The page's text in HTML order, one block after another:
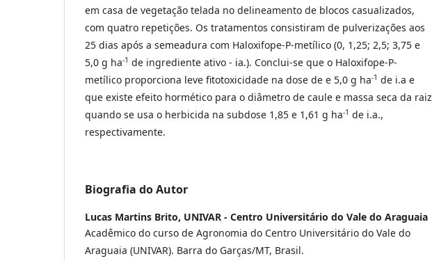
em casa de vegetação telada no delineamento de blocos casualizados,
com quatro repetições. Os tratamentos consistiram de pulverizações aos
25 dias após a semeadura com Haloxifope-P-metílico (0, 1,25; 2,5; 3,75 e
5,0 g ha-1 de ingrediente ativo - ia.). Conclui-se que o Haloxifope-P-
metílico proporciona leve fitotoxicidade na dose de e 5,0 g ha-1 de i.a e
que existe efeito hormético para o diâmetro de caule e massa seca da raiz
quando se usa o herbicida na subdose 1,85 e 1,61 g ha-1 de i.a.,
respectivamente.
Biografia do Autor
Lucas Martins Brito, UNIVAR - Centro Universitário do Vale do Araguaia
Acadêmico do curso de Agronomia do Centro Universitário do Vale do
Araguaia (UNIVAR). Barra do Garças/MT, Brasil.